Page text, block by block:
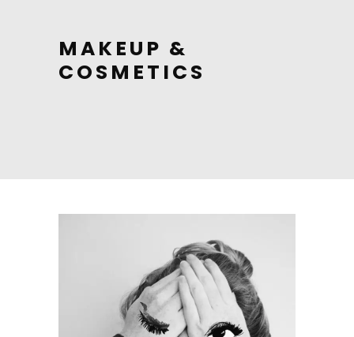
MAKEUP &
COSMETICS